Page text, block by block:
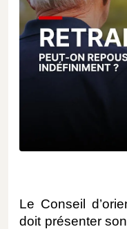
Le Conseil
doit présenter